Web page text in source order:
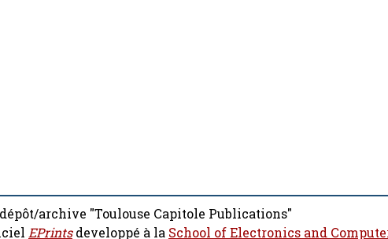
archive "Toulouse Capitole Publications"
EPrintsdeveloppé à la School of Electronics and